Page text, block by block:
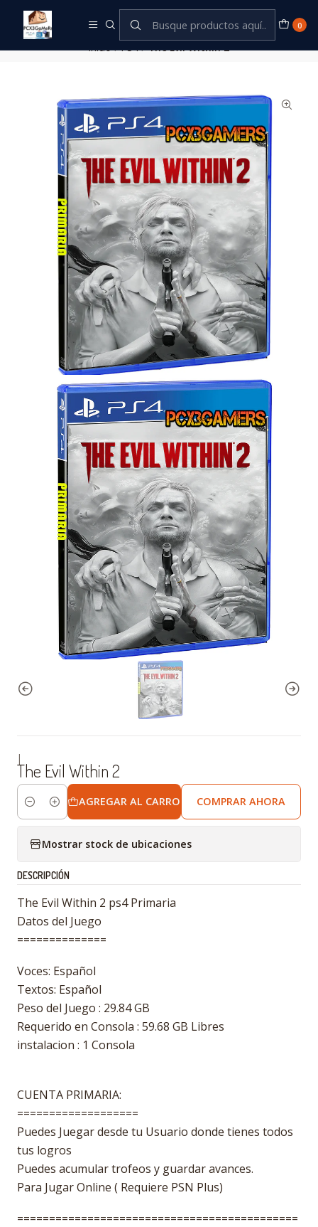
0
Inicio PS4 The Evil Within 2
|
The Evil Within 2
Cantidad
AGREGAR AL CARRO COMPRAR AHORA
Mostrar stock de ubicaciones
DESCRIPCIÓN
The Evil Within 2 ps4 Primaria
Datos del Juego
==============
Voces: Español
Textos: Español
Peso del Juego : 29.84 GB
Requerido en Consola : 59.68 GB Libres
instalacion : 1 Consola
CUENTA PRIMARIA:
===================
Puedes Juegar desde tu Usuario donde tienes todos
tus logros
Puedes acumular trofeos y guardar avances.
Para Jugar Online ( Requiere PSN Plus)
============================================